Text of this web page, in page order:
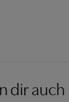
dir auch